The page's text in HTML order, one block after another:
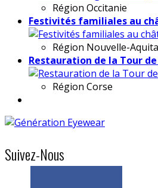
Région Occitanie
Festivités familiales au
Région Nouvelle-
Restauration de la Tour
Région Corse
Suivez-Nous